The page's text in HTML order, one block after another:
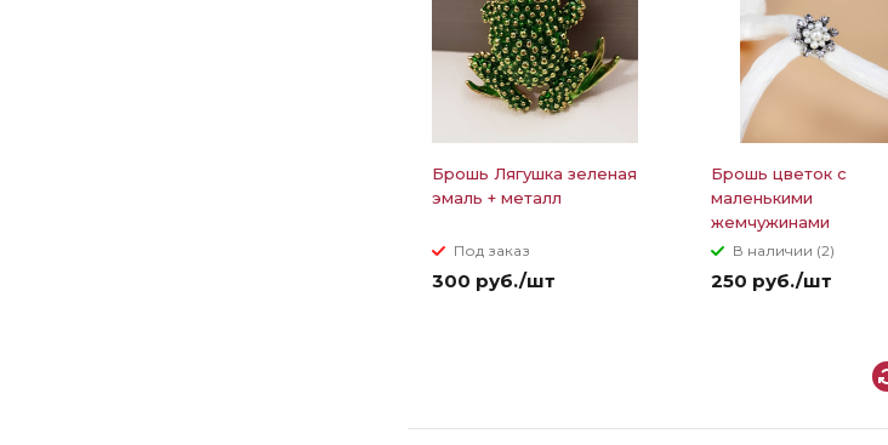
Брошь Лягушка зеленая
эмаль + металл
Под заказ
300 руб./шт
Брошь цветок с
маленькими
жемчужинами
В наличии (2)
250 руб./шт